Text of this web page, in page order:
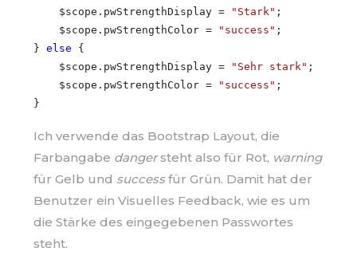
    $scope.pwStrengthDisplay =
"Stark" ;
    $scope.pwStrengthColor =
"success" ;
} else {
    $scope.pwStrengthDisplay =
"Sehr stark" ;
    $scope.pwStrengthColor =
"success" ;
Ich verwende das Bootstrap Layout, die
Farbangabe dangersteht also für Rot, warning
für Gelb und successfür Grün. Damit hat der
Benutzer ein Visuelles Feedback, wie es um
die Stärke des eingegebenen Passwortes
steht.